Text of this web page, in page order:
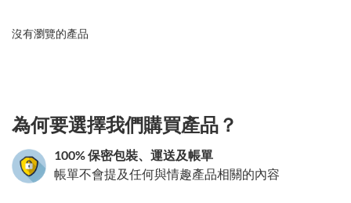
沒有瀏覽的產品
為何要選擇我們購買產品？
100% 保密包裝、運送及帳單
帳單不會提及任何與情趣產品相關的內容